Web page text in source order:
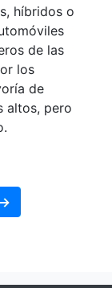
híbridos o
de las
los
de
altos, pero